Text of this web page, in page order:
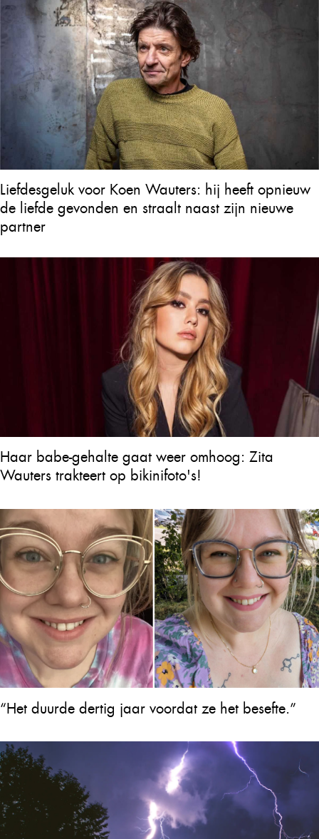
Liefdesgeluk voor Koen Wauters: hij heeft opnieuw
de liefde gevonden en straalt naast zijn nieuwe
partner
Haar babe-gehalte gaat weer omhoog: Zita
Wauters trakteert op bikinifoto's!
“Het duurde dertig jaar voordat ze het besefte.”